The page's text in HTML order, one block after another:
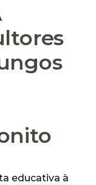
educativa à